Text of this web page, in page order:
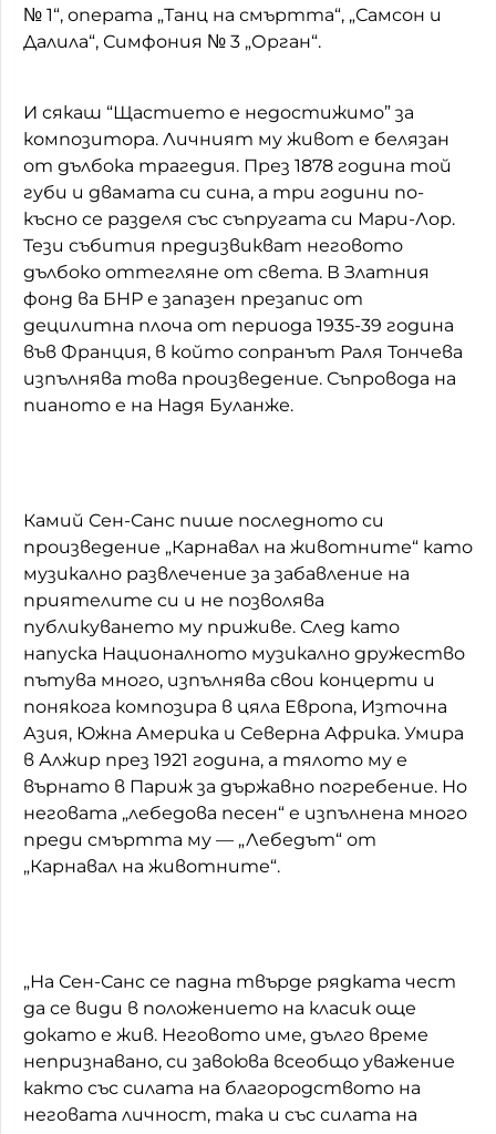
№ 1“, операта „Танц на смъртта“, „Самсон и
Далила“, Симфония № 3 „Орган“.
И сякаш “Щастието е недостижимо” за
композитора. Личният му живот е белязан
от дълбока трагедия. През 1878 година той
губи и двамата си сина, а три години по-
късно се разделя със съпругата си Мари-Лор.
Тези събития предизвикват неговото
дълбоко оттегляне от света. В Златния
фонд ва БНР е запазен презапис от
децилитна плоча от периода 1935-39 година
във Франция, в който сопранът Раля Тончева
изпълнява това произведение. Съпровода на
пианото е на Надя Буланже.
Камий Сен-Санс пише последното си
произведение „Карнавал на животните“ като
музикално развлечение за забавление на
приятелите си и не позволява
публикуването му приживе. След като
напуска Националното музикално дружество
пътува много, изпълнява свои концерти и
понякога композира в цяла Европа, Източна
Азия, Южна Америка и Северна Африка. Умира
в Алжир през 1921 година, а тялото му е
върнато в Париж за държавно погребение. Но
неговата „лебедова песен“ е изпълнена много
преди смъртта му — „Лебедът“ от
„Карнавал на животните“.
„На Сен-Санс се падна твърде рядката чест
да се види в положението на класик още
докато е жив. Неговото име, дълго време
непризнавано, си завоюва всеобщо уважение
както със силата на благородството на
неговата личност, така и със силата на